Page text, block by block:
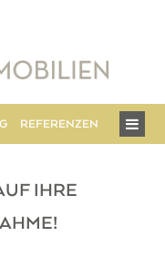
REFERENZEN ÜBER
IHRE